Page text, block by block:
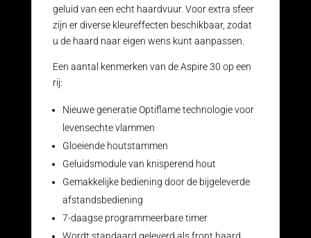
geluid van een echt haardvuur. Voor extra sfeer
zijn er diverse kleureffecten beschikbaar, zodat
u de haard naar eigen wens kunt aanpassen.
Een aantal kenmerken van de Aspire 30 op een
rij:
Nieuwe generatie Optiflame technologie voor
levensechte vlammen
Gloeiende houtstammen
Geluidsmodule van knisperend hout
Gemakkelijke bediening door de bijgeleverde
afstandsbediening
7-daagse programmeerbare timer